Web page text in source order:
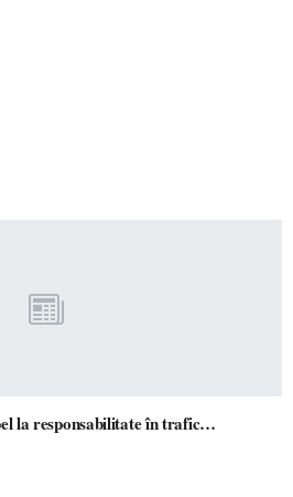
Polițiștii sătmăreni fac apel la responsabilitate în trafic…